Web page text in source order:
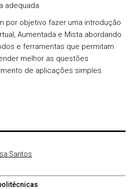
adequada.
por objetivo fazer uma introdução
Aumentada e Mista abordando
e ferramentas que permitam
melhor as questões
de aplicações simples.
Santos